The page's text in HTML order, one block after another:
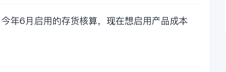
年6月启用的存货核算，现在想启用产品成本